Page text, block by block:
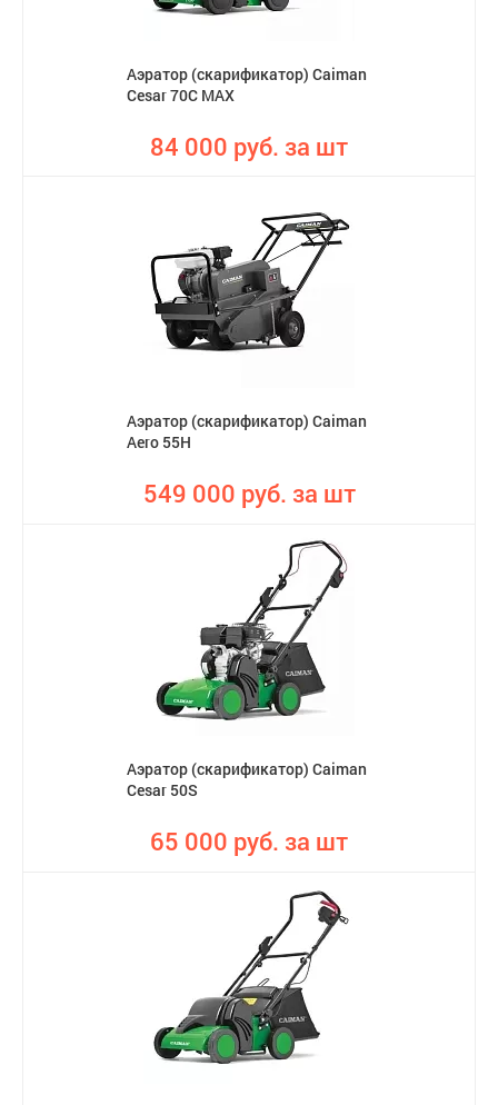
Аэратор (cкарификатор) Caiman
Cesar 70C MAX
84 000 руб. за шт
Аэратор (скарификатор) Caiman
Aero 55H
549 000 руб. за шт
Аэратор (скарификатор) Caiman
Cesar 50S
65 000 руб. за шт